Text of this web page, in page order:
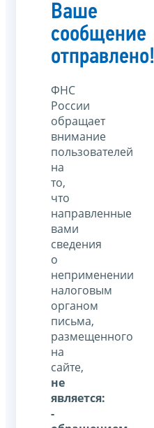
Ваше
сообщение
отправлено!
ФНС
России
обращает
внимание
пользователей
на
то,
что
направленные
вами
сведения
о
неприменении
налоговым
органом
письма,
размещенного
на
сайте,
не
является:
-